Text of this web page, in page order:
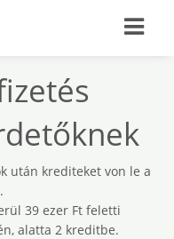
után krediteket von le a
39 ezer Ft feletti
alatta 2 kreditbe.